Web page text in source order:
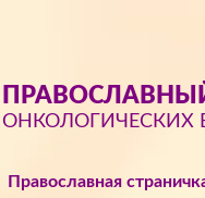
ОНКОЛОГИЧЕСКИХ
Православная